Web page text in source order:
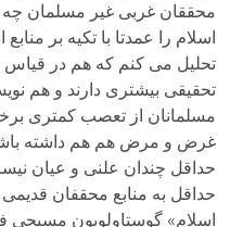
محققان غربی غیر مسلمان چه
اسلام را عمدتا با تکیه بر
تحلیل می کنم که هم در قیاس
تحقیقی بیشتری دارند و هم
مسلمانان از تعصب کمتری
غرض و مرض هم هم داشته
حداقل چندان علنی و عیان
حداقل به منابع محقفان قدیمی
اسلام» گوستاولوبون مسیحی